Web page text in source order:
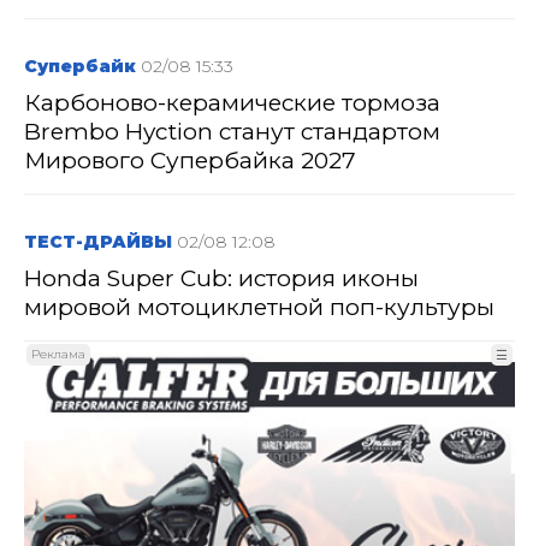
Супербайк 02/08 15:33
Карбоново-керамические тормоза
Brembo Hyction станут стандартом
Мирового Супербайка 2027
ТЕСТ-ДРАЙВЫ 02/08 12:08
Honda Super Cub: история иконы
мировой мотоциклетной поп-культуры
Реклама ☰